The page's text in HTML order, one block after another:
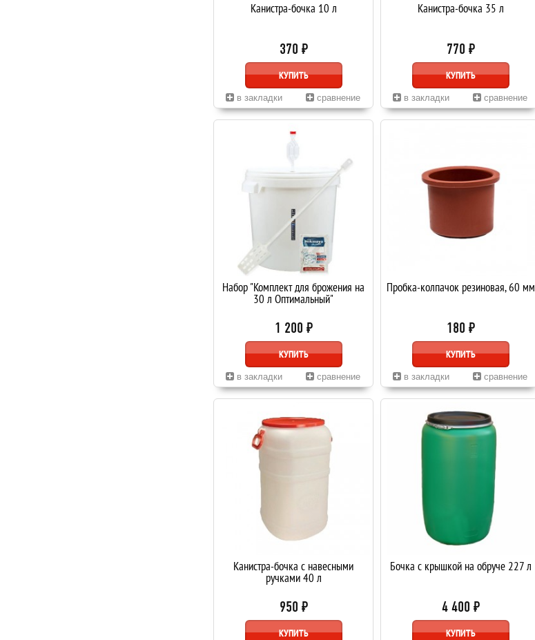
Канистра-бочка 10 л
370 ₽
КУПИТЬ
в закладки сравнение
Канистра-бочка 35 л
770 ₽
КУПИТЬ
в закладки сравнение
Набор "Комплект для брожения на
30 л Оптимальный"
1 200 ₽
КУПИТЬ
в закладки сравнение
Пробка-колпачок резиновая, 60 мм
180 ₽
КУПИТЬ
в закладки сравнение
Канистра-бочка с навесными
ручками 40 л
950 ₽
КУПИТЬ
Бочка с крышкой на обруче 227 л
4 400 ₽
КУПИТЬ